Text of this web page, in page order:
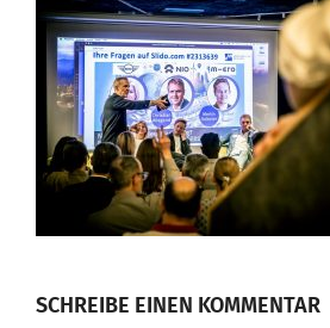
SCHREIBE EINEN KOMMENTAR